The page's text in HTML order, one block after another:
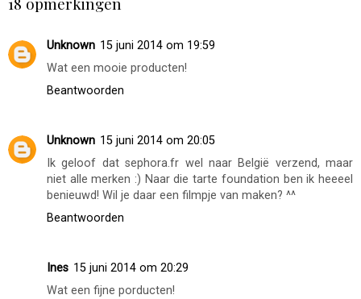
Unknown 15 juni 2014 om 19:59
Wat een mooie producten!
Beantwoorden
Unknown 15 juni 2014 om 20:05
Ik geloof dat sephora.fr wel naar België verzend, maar
niet alle merken :) Naar die tarte foundation ben ik heeeel
benieuwd! Wil je daar een filmpje van maken? ^^
Beantwoorden
Ines 15 juni 2014 om 20:29
Wat een fijne porducten!